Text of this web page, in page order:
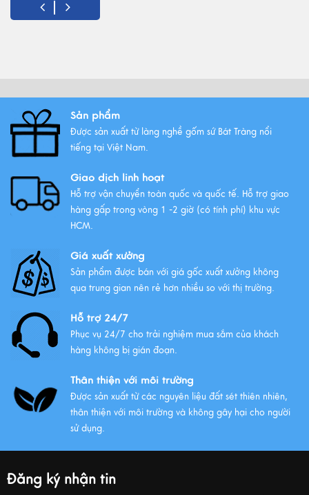
Những mẫu ấm trà gốm Bát
Tràng được ưa chuộng nhất
Xem thêm
Sản phẩm
Được sản xuất từ làng nghề gốm sứ Bát Tràng nổi
tiếng tại Việt Nam.
Giao dịch linh hoạt
Hỗ trợ vận chuyển toàn quốc và quốc tế. Hỗ trợ giao
hàng gấp trong vòng 1 -2 giờ (có tính phí) khu vực
HCM.
Giá xuất xưởng
Sản phẩm được bán với giá gốc xuất xưởng không
qua trung gian nên rẻ hơn nhiều so với thị trường.
Hỗ trợ 24/7
Phục vụ 24/7 cho trải nghiệm mua sắm của khách
hàng không bị gián đoạn.
Thân thiện với môi trường
Được sản xuất từ các nguyên liệu đất sét thiên nhiên,
thân thiện với môi trường và không gây hại cho người
sử dụng.
Đăng ký nhận tin